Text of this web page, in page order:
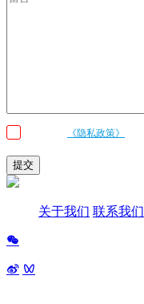
《隐私政策》
提交
关于我们 联系我们